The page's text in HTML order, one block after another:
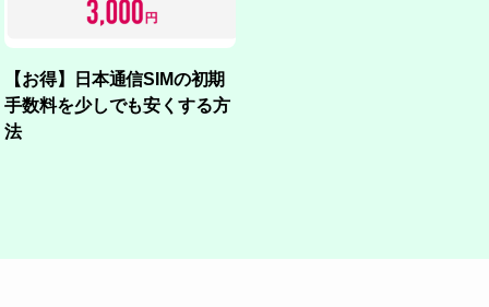
【お得】日本通信SIMの初期
手数料を少しでも安くする方
法